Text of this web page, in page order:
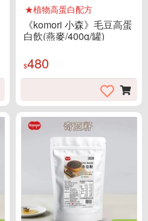
★植物高蛋白配方
《komori 小森》毛豆高蛋
白飲(燕麥/400g/罐)
$480